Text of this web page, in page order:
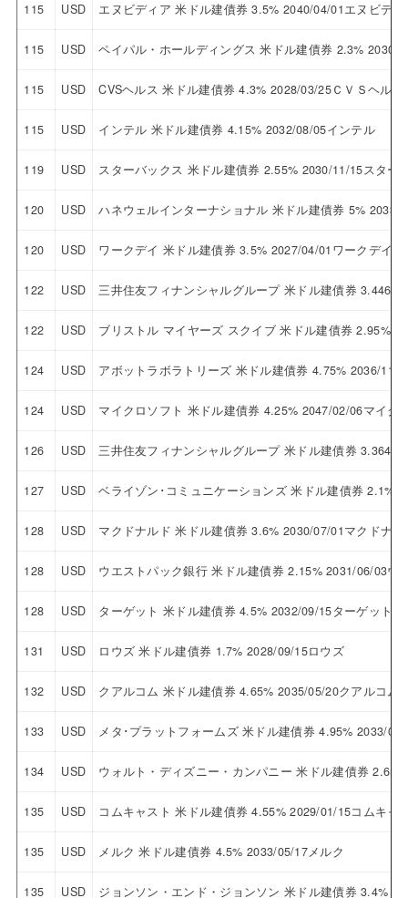
115 USD エヌビディア 米ドル建債券 3.5% 2040/04/01エヌビディ
115 USD ペイパル・ホールディングス 米ドル建債券 2.3% 2030/
115 USD CVSヘルス 米ドル建債券 4.3% 2028/03/25ＣＶＳヘルス
115 USD インテル 米ドル建債券 4.15% 2032/08/05インテル
119 USD スターバックス 米ドル建債券 2.55% 2030/11/15スター
120 USD ハネウェルインターナショナル 米ドル建債券 5% 2033/
120 USD ワークデイ 米ドル建債券 3.5% 2027/04/01ワークデイ
122 USD 三井住友フィナンシャルグループ 米ドル建債券
122 USD ブリストル マイヤーズ スクイブ 米ドル建債券
124 USD アボットラボラトリーズ 米ドル建債券 4.75% 2036/11/
124 USD マイクロソフト 米ドル建債券 4.25% 2047/02/06マイク
126 USD 三井住友フィナンシャルグループ 米ドル建債券
127 USD ベライゾン･コミュニケーションズ 米ドル建債券 2.1%
128 USD マクドナルド 米ドル建債券 3.6% 2030/07/01マクドナル
128 USD ウエストパック銀行 米ドル建債券 2.15% 2031/06/03ウ
128 USD ターゲット 米ドル建債券 4.5% 2032/09/15ターゲット
131 USD ロウズ 米ドル建債券 1.7% 2028/09/15ロウズ
132 USD クアルコム 米ドル建債券 4.65% 2035/05/20クアルコム
133 USD メタ･プラットフォームズ 米ドル建債券 4.95% 2033/
134 USD ウォルト・ディズニー・カンパニー 米ドル建債券
135 USD コムキャスト 米ドル建債券 4.55% 2029/01/15コムキャ
135 USD メルク 米ドル建債券 4.5% 2033/05/17メルク
135 USD ジョンソン・エンド・ジョンソン 米ドル建債券 3.4%